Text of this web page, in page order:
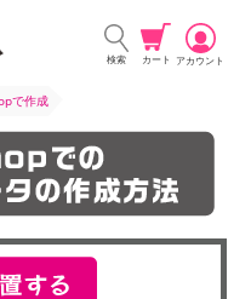
アカウント
カート
検索
で作成